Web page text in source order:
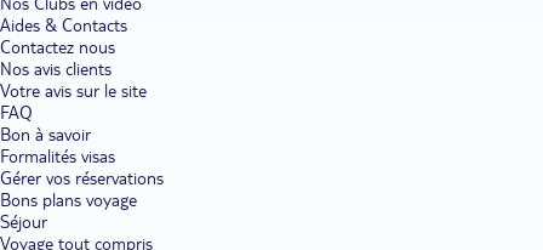
Aides & Contacts
Contactez nous
Nos avis clients
Votre avis sur le site
FAQ
Bon à savoir
Formalités visas
Gérer vos réservations
Bons plans voyage
Séjour
Voyage tout compris